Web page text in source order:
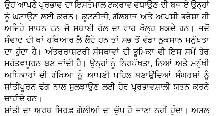
ਉਹ ਆਪਣੇ ਪ੍ਰਭਾਵ ਦਾ ਇਸਤੇਮਾਲ ਟਕਰਾਵ ਵਧਾਉਣ ਦੀ ਬਜਾਏ ਉਨ੍ਹਾਂ
ਨੂੰ ਘਟਾਉਣ ਲਈ ਕਰਨ। ਕੂਟਨੀਤੀ, ਗੱਲਬਾਤ ਅਤੇ ਆਪਸੀ ਭਰੋਸਾ ਹੀ
ਅਜਿਹੇ ਸਾਧਨ ਹਨ ਜੋ ਸਥਾਈ ਹੱਲ ਦਾ ਰਾਹ ਖੋਲ੍ਹ ਸਕਦੇ ਹਨ। ਜਦੋਂ
ਸੰਵਾਦ ਦੀ ਥਾਂ ਹਥਿਆਰ ਲੈ ਲੈਂਦੇ ਹਨ ਤਾਂ ਸਭ ਤੋਂ ਵੱਡਾ ਨੁਕਸਾਨ ਮਨੁੱਖਤਾ
ਦਾ ਹੁੰਦਾ ਹੈ। ਅੰਤਰਰਾਸ਼ਟਰੀ ਸੰਸਥਾਵਾਂ ਦੀ ਭੂਮਿਕਾ ਵੀ ਇਸ ਸਮੇਂ ਹੋਰ
ਮਹੱਤਵਪੂਰਨ ਬਣ ਜਾਂਦੀ ਹੈ। ਉਨ੍ਹਾਂ ਨੂੰ ਨਿਰਪੱਖਤਾ, ਨਿਆਂ ਅਤੇ ਮਨੁੱਖੀ
ਅਧਿਕਾਰਾਂ ਦੀ ਰੱਖਿਆ ਨੂੰ ਆਪਣੀ ਪਹਿਲ ਬਣਾਉਂਦਿਆਂ ਸੰਘਰਸ਼ਾਂ ਨੂੰ
ਸ਼ਾਂਤੀਪੂਰਨ ਢੰਗ ਨਾਲ ਸੁਲਝਾਉਣ ਲਈ ਹੋਰ ਪ੍ਰਭਾਵਸ਼ਾਲੀ ਯਤਨ ਕਰਨੇ
ਚਾਹੀਦੇ ਹਨ।
ਸ਼ਾਂਤੀ ਦਾ ਅਰਥ ਸਿਰਫ਼ ਗੋਲੀਆਂ ਦਾ ਚੁੱਪ ਹੋ ਜਾਣਾ ਨਹੀਂ ਹੁੰਦਾ। ਅਸਲ